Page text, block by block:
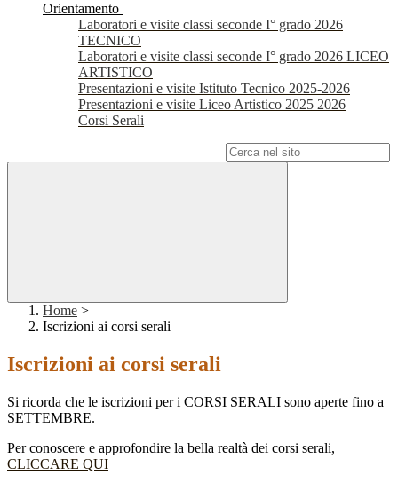
Orientamento
Laboratori e visite classi seconde I° grado 2026
TECNICO
Laboratori e visite classi seconde I° grado 2026 LICEO
ARTISTICO
Presentazioni e visite Istituto Tecnico 2025-2026
Presentazioni e visite Liceo Artistico 2025 2026
Corsi Serali
Home >
Iscrizioni ai corsi serali
Iscrizioni ai corsi serali
Si ricorda che le iscrizioni per i CORSI SERALI sono aperte fino a
SETTEMBRE.
Per conoscere e approfondire la bella realtà dei corsi serali,
CLICCARE QUI